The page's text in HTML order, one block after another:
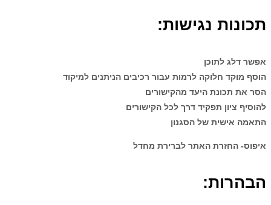
תכונות נגישות:
אפשר דלג לתוכן
הוסף מוקד חלוקה לרמות עבור רכיבים הניתנים למיקוד
הסר את תכונת היעד מהקישורים
להוסיף ציון תפקיד דרך לכל הקישורים
התאמה אישית של הסגנון
איפוס- החזרת האתר לברירת מחדל
הבהרות: